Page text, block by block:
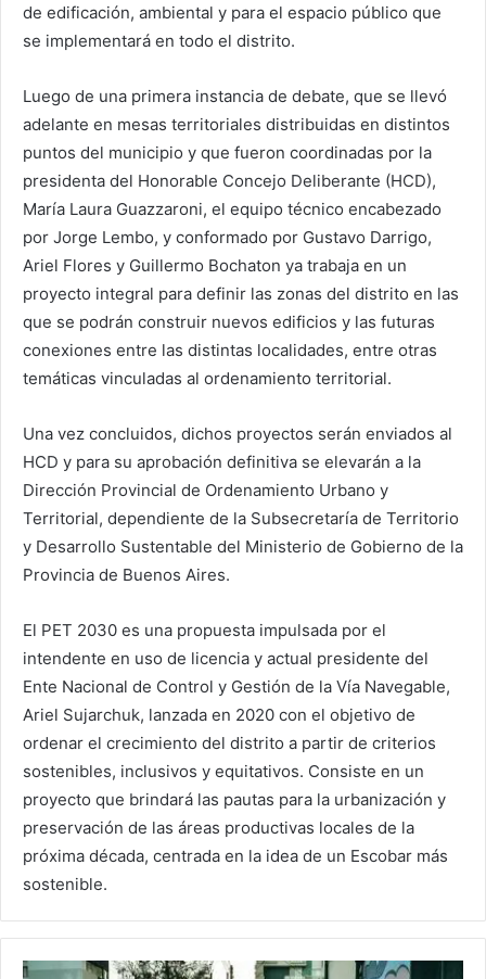
de edificación, ambiental y para el espacio público que
se implementará en todo el distrito.
Luego de una primera instancia de debate, que se llevó
adelante en mesas territoriales distribuidas en distintos
puntos del municipio y que fueron coordinadas por la
presidenta del Honorable Concejo Deliberante (HCD),
María Laura Guazzaroni, el equipo técnico encabezado
por Jorge Lembo, y conformado por Gustavo Darrigo,
Ariel Flores y Guillermo Bochaton ya trabaja en un
proyecto integral para definir las zonas del distrito en las
que se podrán construir nuevos edificios y las futuras
conexiones entre las distintas localidades, entre otras
temáticas vinculadas al ordenamiento territorial.
Una vez concluidos, dichos proyectos serán enviados al
HCD y para su aprobación definitiva se elevarán a la
Dirección Provincial de Ordenamiento Urbano y
Territorial, dependiente de la Subsecretaría de Territorio
y Desarrollo Sustentable del Ministerio de Gobierno de la
Provincia de Buenos Aires.
El PET 2030 es una propuesta impulsada por el
intendente en uso de licencia y actual presidente del
Ente Nacional de Control y Gestión de la Vía Navegable,
Ariel Sujarchuk, lanzada en 2020 con el objetivo de
ordenar el crecimiento del distrito a partir de criterios
sostenibles, inclusivos y equitativos. Consiste en un
proyecto que brindará las pautas para la urbanización y
preservación de las áreas productivas locales de la
próxima década, centrada en la idea de un Escobar más
sostenible.